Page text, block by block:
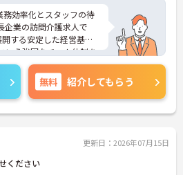
色やネイルなどの制限が
尊重した働き方を叶えら
年間17日のリフレッシ
、心身のゆとりを維持で
雇用制度で、将来の安
資格取得サポートが整備
で安定して長く活躍し
効率化とスタッフの待
企業の訪問介護求人で
する安定した経営基盤
いう強固なチーム体制を
や年2回の評価面談など、
する仕組みが整ってい
2日制（曜日固定）を採用
ートフォンで完結するた
なシフトや煩雑な事務作
ロー体制もあり、介護福
者への着実なキャリア
に推奨できる環境で
無料 紹介してもらう
更新日：2026年07月15日
ください